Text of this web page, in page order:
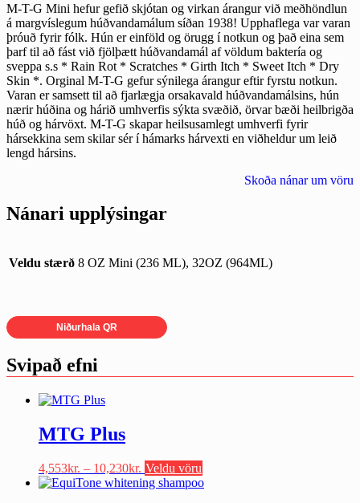
M-T-G Mini hefur gefið skjótan og virkan árangur við meðhöndlun
á margvíslegum húðvandamálum síðan 1938! Upphaflega var varan
þróuð fyrir fólk. Hún er einföld og örugg í notkun og það eina sem
þarf til að fást við fjölþætt húðvandamál af völdum baktería og
sveppa s.s * Rain Rot * Scratches * Girth Itch * Sweet Itch * Dry
Skin *. Orginal M-T-G gefur sýnilega árangur eftir fyrstu notkun.
Varan er samsett til að fjarlægja orsakavald húðvandamálsins, hún
nærir húðina og hárið umhverfis sýkta svæðið, örvar bæði heilbrigða
húð og hárvöxt. M-T-G skapar heilsusamlegt umhverfi fyrir
hársekkina sem skilar sér í hámarks hárvexti en viðheldur um leið
lengd hársins.
Skoða nánar um vöru
Nánari upplýsingar
Veldu stærð 8 OZ Mini (236 ML), 32OZ (964ML)
Niðurhala QR
Svipað efni
MTG Plus
4,553kr. – 10,230kr. Price
range:
Veldu vöru
product